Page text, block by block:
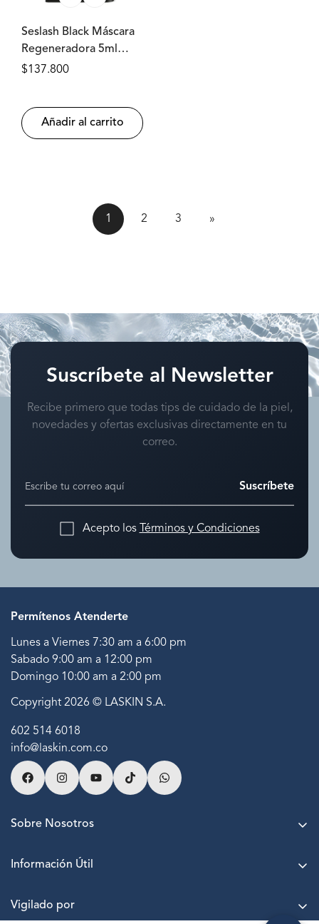
Seslash Black Máscara
Regeneradora 5ml
SESDERMA®
Precio
$137.800
Añadir al carrito
1 2 3 »
Suscríbete al Newsletter
Recibe primero que todas tips de cuidado de la piel,
novedades y ofertas exclusivas directamente en tu
correo.
Suscríbete
Acepto los Términos y Condiciones
Permítenos Atenderte
Lunes a Viernes 7:30 am a 6:00 pm
Sabado 9:00 am a 12:00 pm
Domingo 10:00 am a 2:00 pm
Copyright 2026 © LASKIN S.A.
602 514 6018
info@laskin.com.co
Sobre Nosotros
Nuestras sedes
Información Útil
Vigilado por